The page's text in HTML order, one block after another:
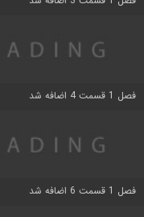
فصل 1 قسمت 4 اضافه شد
فصل 1 قسمت 6 اضافه شد